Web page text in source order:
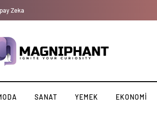
cinsel dürtü: Libidonuzun düşük olmasının 10 nedeni
SANAT YEMEK EKONOMI